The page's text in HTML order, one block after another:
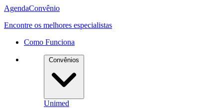
AgendaConvênio
Encontre os melhores especialistas
Como Funciona
Convênios
Unimed